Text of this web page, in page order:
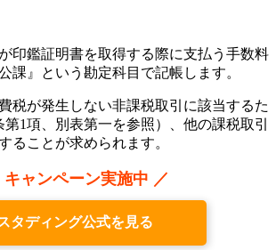
印鑑証明書を取得する際に支払う手数料
課』という勘定科目で記帳します。
税が発生しない非課税取引に該当するた
1項、別表第一を参照）、他の課税取引
ることが求められます。
キャンペーン実施中 ／
タディング公式を見る